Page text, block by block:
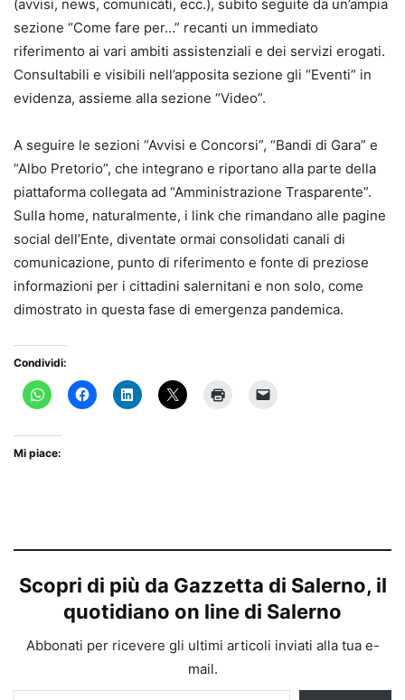
(avvisi, news, comunicati, ecc.), subito seguite da un’ampia
sezione “Come fare per…” recanti un immediato
riferimento ai vari ambiti assistenziali e dei servizi erogati.
Consultabili e visibili nell’apposita sezione gli “Eventi” in
evidenza, assieme alla sezione “Video”.
A seguire le sezioni “Avvisi e Concorsi”, “Bandi di Gara” e
“Albo Pretorio”, che integrano e riportano alla parte della
piattaforma collegata ad “Amministrazione Trasparente”.
Sulla home, naturalmente, i link che rimandano alle pagine
social dell’Ente, diventate ormai consolidati canali di
comunicazione, punto di riferimento e fonte di preziose
informazioni per i cittadini salernitani e non solo, come
dimostrato in questa fase di emergenza pandemica.
Condividi:
Mi piace:
Scopri di più da Gazzetta di Salerno, il
quotidiano on line di Salerno
Abbonati per ricevere gli ultimi articoli inviati alla tua e-
mail.
Digita la tua e-mail...